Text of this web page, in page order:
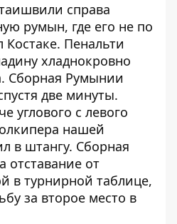
справа
румын, где его не по
Костаке. Пенальти
хладнокровно
Сборная Румынии
две минуты.
углового с левого
нашей
в штангу. Сборная
отставание от
в турнирной таблице,
за второе место в